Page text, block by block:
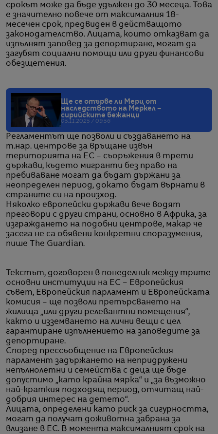
срокът може да бъде удължен до 30 месеца. Това
е значително повече от максималния 18-
месечен срок, предвиден в действащото
законодателство. Лицата, които отказват да
изпълнят заповед за депортиране, могат да
загубят социални помощи или други финансови
обезщетения.
Ще се отърве ли Мерц от
наследството на Меркел –
сирийските бежанци
05.11.2025 / 09:56
Регламентът ще позволи и създаването на
т.нар. центрове за връщане извън
територията на ЕС – съоръжения в трети
държави, където мигранти без право на
пребиваване могат да бъдат държани за
неопределен период, докато бъдат върнати в
страните си на произход.
Няколко европейски държави вече водят
преговори с други страни, основно в Африка, за
изграждането на подобни центрове, макар че
засега не са обявени конкретни споразумения,
пише The Guardian.
Текстът, договорен в понеделник между трите
основни институции на ЕС – Европейския
съвет, Европейския парламент и Европейската
комисия – ще позволи претърсването на
жилища „или други релевантни помещения“,
както и изземването на лични вещи с цел
гарантиране изпълнението на заповедите за
депортиране.
Според прессъобщение на Европейския
парламент задържането на непридружени
непълнолетни и семейства с деца ще бъде
допустимо „като крайна мярка“ и „за възможно
най-краткия подходящ период, отчитащ най-
добрия интерес на детето“.
Лицата, определени като риск за сигурността,
могат да получат доживотна забрана за
влизане в ЕС. В момента максималният срок на